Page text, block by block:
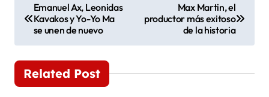
a
v
e
Emanuel Ax, Leonidas
Kavakos y Yo-Yo Ma
se unen de nuevo
Max Martin, el
productor más exitoso
de la historia
Related Post